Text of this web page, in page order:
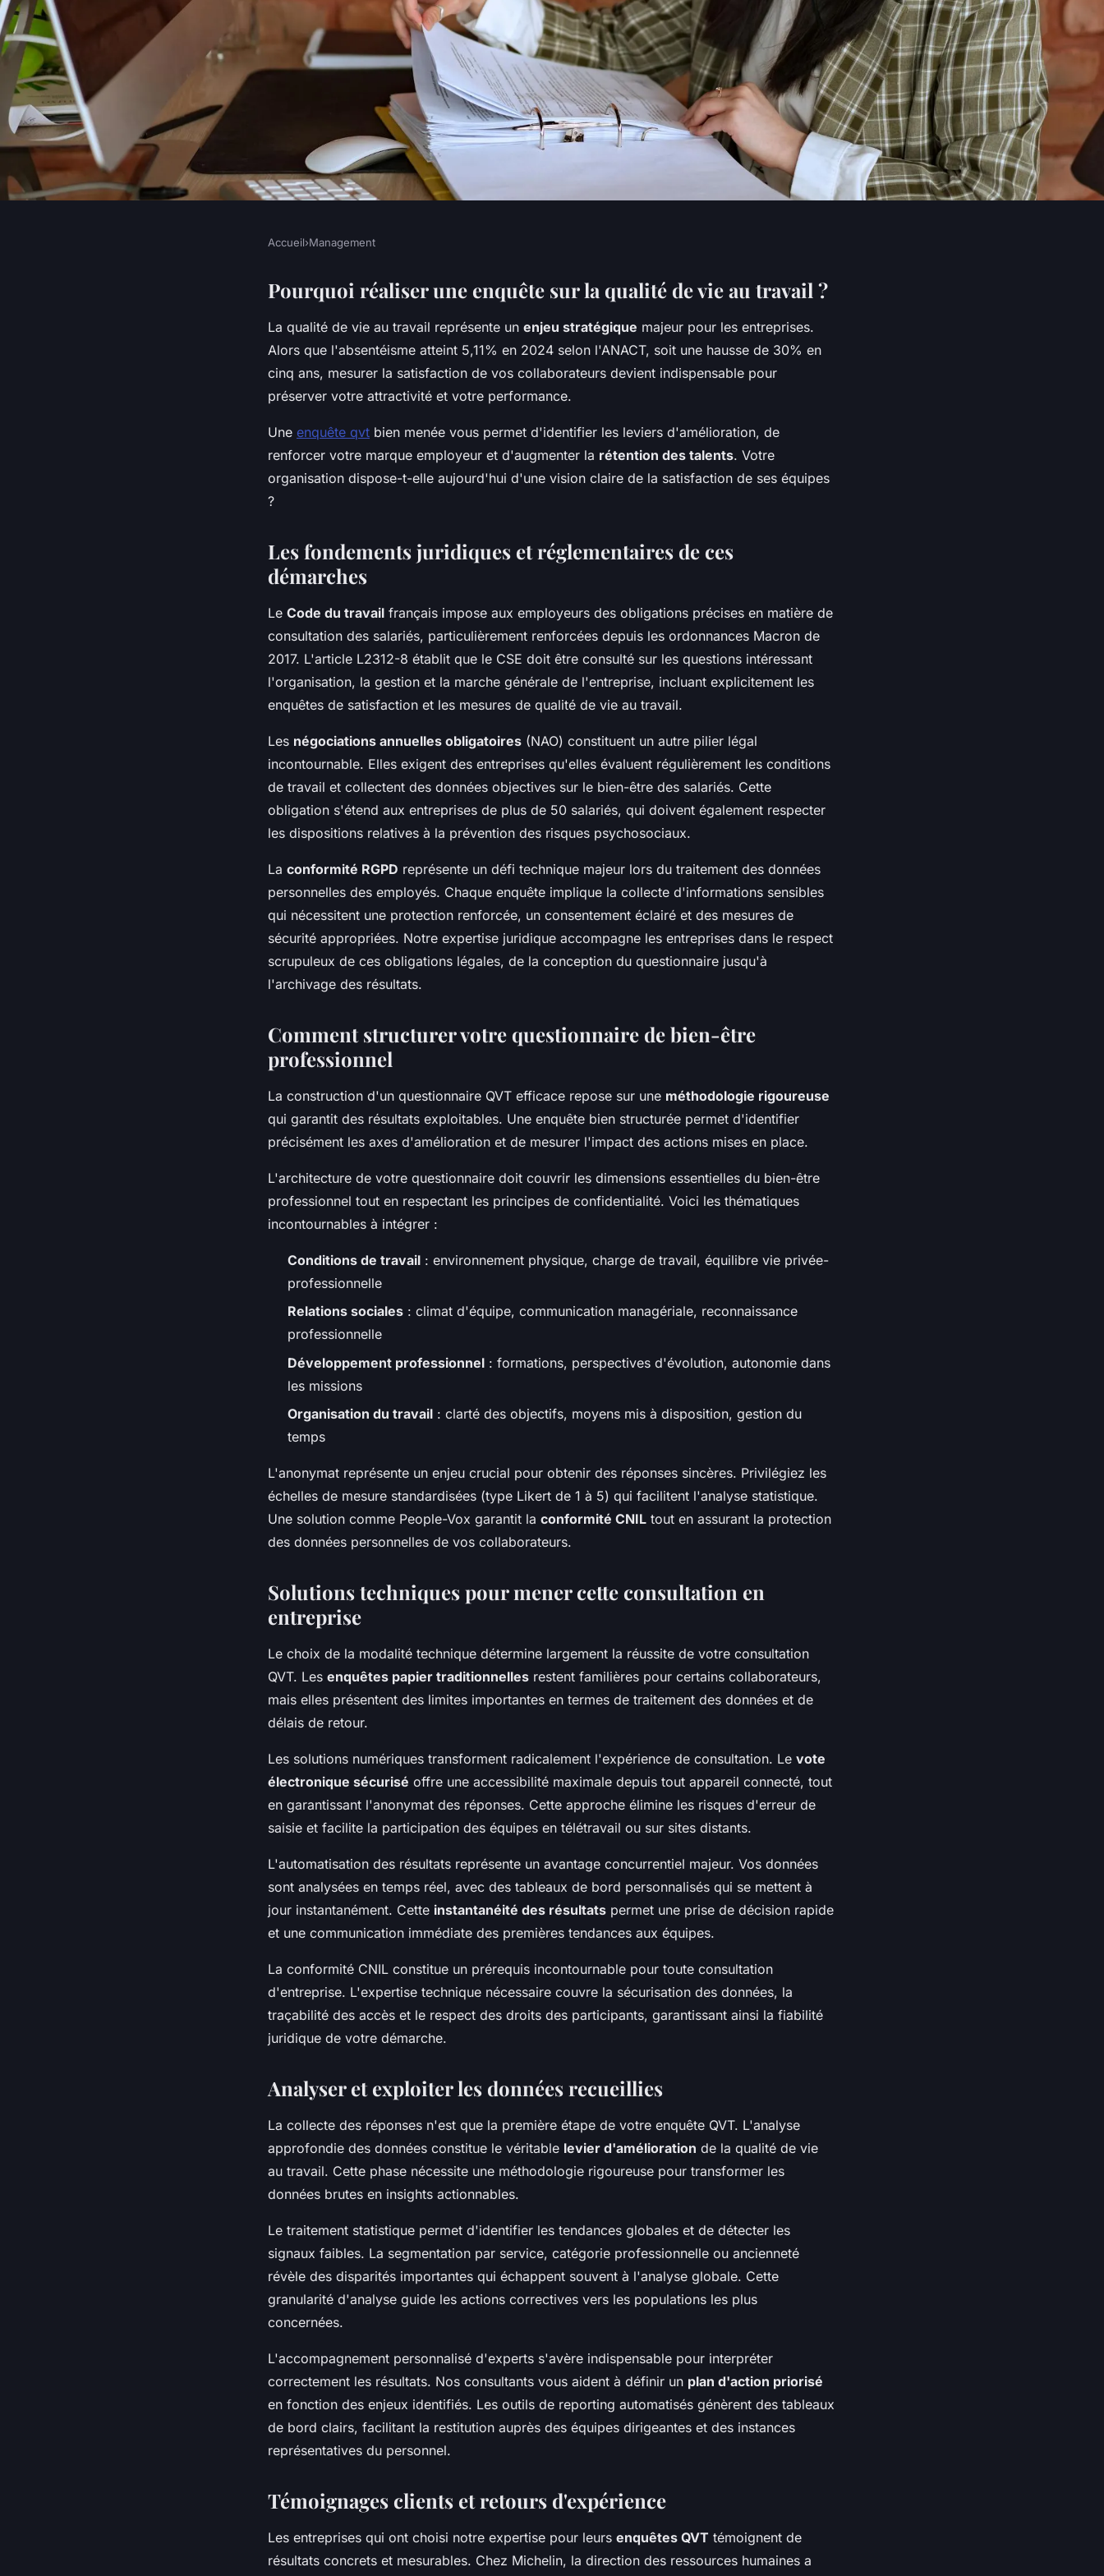
L'enquête qvt : évaluer et améliorer
votre qualité de vie au travail
Accueil›Management
Pourquoi réaliser une enquête sur la qualité de vie au travail ?
La qualité de vie au travail représente un enjeu stratégique majeur pour les entreprises.
Alors que l'absentéisme atteint 5,11% en 2024 selon l'ANACT, soit une hausse de 30% en
cinq ans, mesurer la satisfaction de vos collaborateurs devient indispensable pour
préserver votre attractivité et votre performance.
Une enquête qvt bien menée vous permet d'identifier les leviers d'amélioration, de
renforcer votre marque employeur et d'augmenter la rétention des talents. Votre
organisation dispose-t-elle aujourd'hui d'une vision claire de la satisfaction de ses équipes
?
Les fondements juridiques et réglementaires de ces
démarches
Le Code du travail français impose aux employeurs des obligations précises en matière de
consultation des salariés, particulièrement renforcées depuis les ordonnances Macron de
2017. L'article L2312-8 établit que le CSE doit être consulté sur les questions intéressant
l'organisation, la gestion et la marche générale de l'entreprise, incluant explicitement les
enquêtes de satisfaction et les mesures de qualité de vie au travail.
Les négociations annuelles obligatoires (NAO) constituent un autre pilier légal
incontournable. Elles exigent des entreprises qu'elles évaluent régulièrement les conditions
de travail et collectent des données objectives sur le bien-être des salariés. Cette
obligation s'étend aux entreprises de plus de 50 salariés, qui doivent également respecter
les dispositions relatives à la prévention des risques psychosociaux.
La conformité RGPD représente un défi technique majeur lors du traitement des données
personnelles des employés. Chaque enquête implique la collecte d'informations sensibles
qui nécessitent une protection renforcée, un consentement éclairé et des mesures de
sécurité appropriées. Notre expertise juridique accompagne les entreprises dans le respect
scrupuleux de ces obligations légales, de la conception du questionnaire jusqu'à
l'archivage des résultats.
Comment structurer votre questionnaire de bien-être
professionnel
La construction d'un questionnaire QVT efficace repose sur une méthodologie rigoureuse
qui garantit des résultats exploitables. Une enquête bien structurée permet d'identifier
précisément les axes d'amélioration et de mesurer l'impact des actions mises en place.
L'architecture de votre questionnaire doit couvrir les dimensions essentielles du bien-être
professionnel tout en respectant les principes de confidentialité. Voici les thématiques
incontournables à intégrer :
Conditions de travail : environnement physique, charge de travail, équilibre vie privée-
professionnelle
Relations sociales : climat d'équipe, communication managériale, reconnaissance
professionnelle
Développement professionnel : formations, perspectives d'évolution, autonomie dans
les missions
Organisation du travail : clarté des objectifs, moyens mis à disposition, gestion du
temps
L'anonymat représente un enjeu crucial pour obtenir des réponses sincères. Privilégiez les
échelles de mesure standardisées (type Likert de 1 à 5) qui facilitent l'analyse statistique.
Une solution comme People-Vox garantit la conformité CNIL tout en assurant la protection
des données personnelles de vos collaborateurs.
Solutions techniques pour mener cette consultation en
entreprise
Le choix de la modalité technique détermine largement la réussite de votre consultation
QVT. Les enquêtes papier traditionnelles restent familières pour certains collaborateurs,
mais elles présentent des limites importantes en termes de traitement des données et de
délais de retour.
Les solutions numériques transforment radicalement l'expérience de consultation. Le vote
électronique sécurisé offre une accessibilité maximale depuis tout appareil connecté, tout
en garantissant l'anonymat des réponses. Cette approche élimine les risques d'erreur de
saisie et facilite la participation des équipes en télétravail ou sur sites distants.
L'automatisation des résultats représente un avantage concurrentiel majeur. Vos données
sont analysées en temps réel, avec des tableaux de bord personnalisés qui se mettent à
jour instantanément. Cette instantanéité des résultats permet une prise de décision rapide
et une communication immédiate des premières tendances aux équipes.
La conformité CNIL constitue un prérequis incontournable pour toute consultation
d'entreprise. L'expertise technique nécessaire couvre la sécurisation des données, la
traçabilité des accès et le respect des droits des participants, garantissant ainsi la fiabilité
juridique de votre démarche.
Analyser et exploiter les données recueillies
La collecte des réponses n'est que la première étape de votre enquête QVT. L'analyse
approfondie des données constitue le véritable levier d'amélioration de la qualité de vie
au travail. Cette phase nécessite une méthodologie rigoureuse pour transformer les
données brutes en insights actionnables.
Le traitement statistique permet d'identifier les tendances globales et de détecter les
signaux faibles. La segmentation par service, catégorie professionnelle ou ancienneté
révèle des disparités importantes qui échappent souvent à l'analyse globale. Cette
granularité d'analyse guide les actions correctives vers les populations les plus
concernées.
L'accompagnement personnalisé d'experts s'avère indispensable pour interpréter
correctement les résultats. Nos consultants vous aident à définir un plan d'action priorisé
en fonction des enjeux identifiés. Les outils de reporting automatisés génèrent des tableaux
de bord clairs, facilitant la restitution auprès des équipes dirigeantes et des instances
représentatives du personnel.
Témoignages clients et retours d'expérience
Les entreprises qui ont choisi notre expertise pour leurs enquêtes QVT témoignent de
résultats concrets et mesurables. Chez Michelin, la direction des ressources humaines a